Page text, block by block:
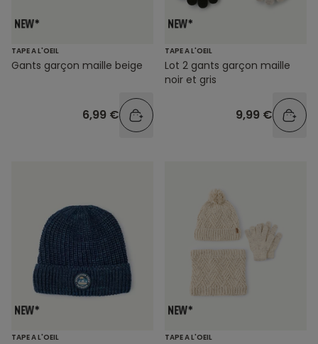
TAPE A L'OEIL
Gants garçon maille beige
6,99 €
TAPE A L'OEIL
Lot 2 gants garçon maille
noir et gris
9,99 €
TAPE A L'OEIL TAPE A L'OEIL